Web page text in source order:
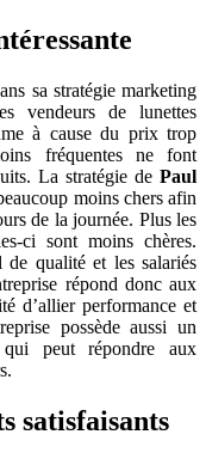
sa stratégie marketing
vendeurs de lunettes
à cause du prix trop
fréquentes ne font
La stratégie de Paul
moins chers afin
de la journée. Plus les
ci sont moins chères.
de qualité et les salariés
répond donc aux
d’allier performance et
possède aussi un
peut répondre aux
satisfaisants